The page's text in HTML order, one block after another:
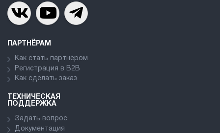
ПАРТНЁРАМ
Как стать партнёром
Регистрация в В2В
Как сделать заказ
ТЕХНИЧЕСКАЯ
ПОДДЕРЖКА
Задать вопрос
Документация